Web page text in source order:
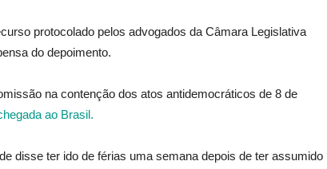
protocolado pelos advogados da Câmara Legislativa
do depoimento.
na contenção dos atos antidemocráticos de 8 de
ao Brasil.
disse ter ido de férias uma semana depois de ter assumido